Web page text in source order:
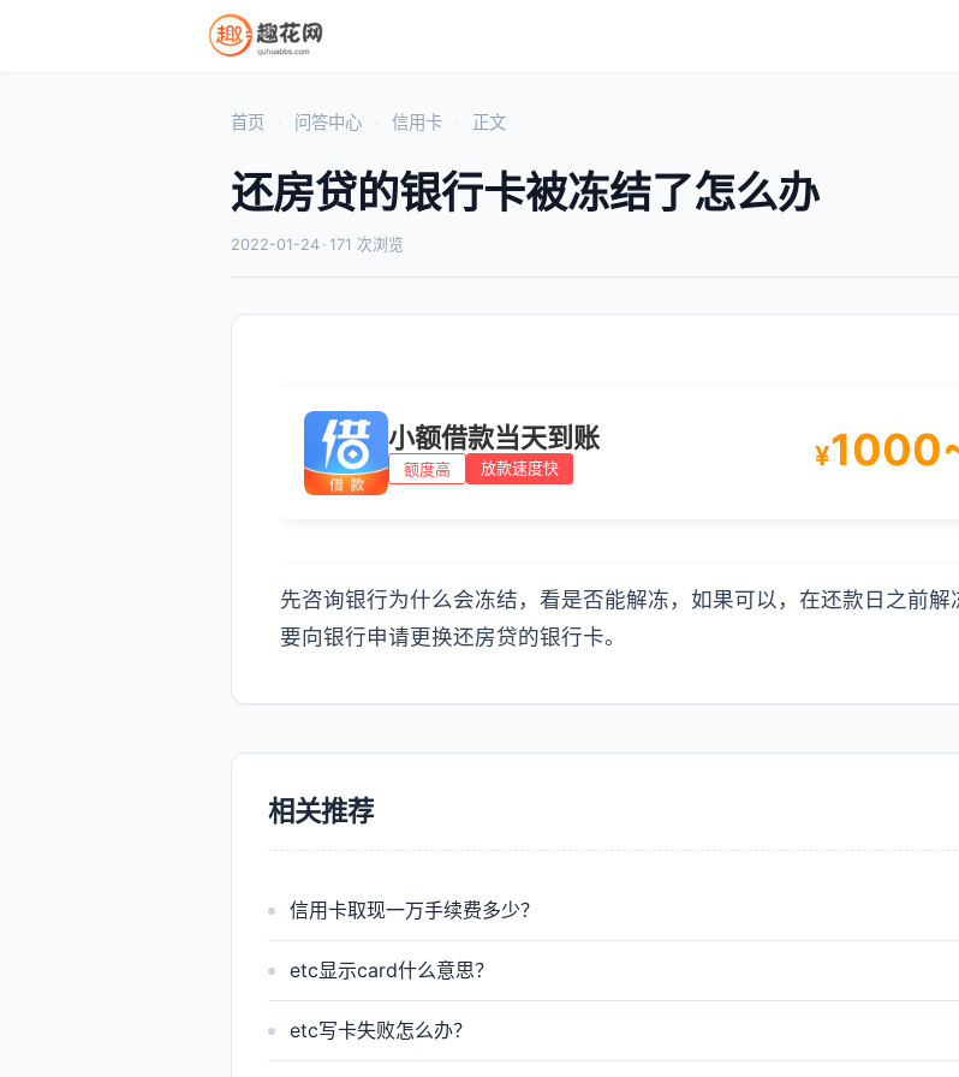
首页 问答中心 信用卡 正文
还房贷的银行卡被冻结了怎么办
2022-01-24 · 171 次浏览
小额借款当天到账
额度高 放款速度快 ¥
先咨询银行为什么会冻结，看是否能解冻，如果可以，在还款日之前
要向银行申请更换还房贷的银行卡。
相关推荐
信用卡取现一万手续费多少？
etc显示card什么意思？
etc写卡失败怎么办？